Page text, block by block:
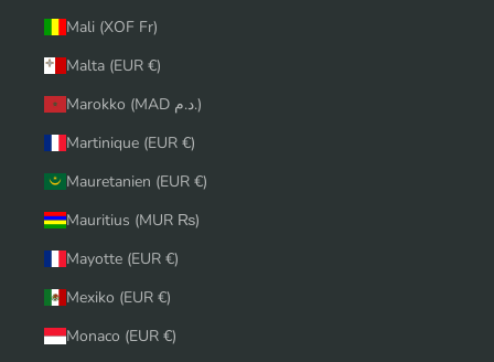
Mali (XOF Fr)
Malta (EUR €)
Marokko (MAD د.م.)
Martinique (EUR €)
Mauretanien (EUR €)
Mauritius (MUR ₨)
Mayotte (EUR €)
Mexiko (EUR €)
Monaco (EUR €)